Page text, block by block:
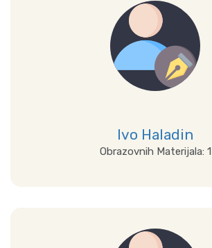
Prikaži sve
Ivo Haladin
Obrazovnih Materijala: 1
Prikaži sve